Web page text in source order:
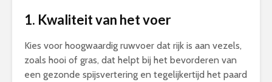
1. Kwaliteit van het voer
Kies voor hoogwaardig ruwvoer dat rijk is aan vezels,
zoals hooi of gras, dat helpt bij het bevorderen van
een gezonde spijsvertering en tegelijkertijd het paard